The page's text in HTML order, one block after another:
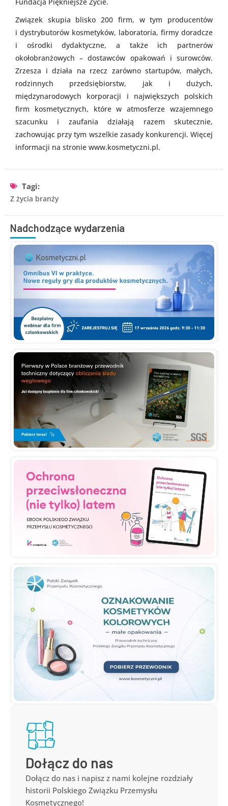
Fundacja Piękniejsze Życie.
Związek skupia blisko 200 firm, w tym producentów
i dystrybutorów kosmetyków, laboratoria, firmy doradcze
i ośrodki dydaktyczne, a także ich partnerów
okołobranżowych – dostawców opakowań i surowców.
Zrzesza i działa na rzecz zarówno startupów, małych,
rodzinnych przedsiębiorstw, jak i dużych,
międzynarodowych korporacji i największych polskich
firm kosmetycznych, które w atmosferze wzajemnego
szacunku i zaufania działają razem skutecznie,
zachowując przy tym wszelkie zasady konkurencji. Więcej
informacji na stronie www.kosmetyczni.pl.
Tagi:
Z życia branży
Nadchodzące wydarzenia
Dołącz do nas
Dołącz do nas i napisz z nami kolejne rozdziały
historii Polskiego Związku Przemysłu
Kosmetycznego!